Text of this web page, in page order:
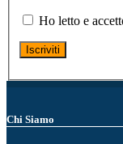
Ho letto e
Chi Siamo